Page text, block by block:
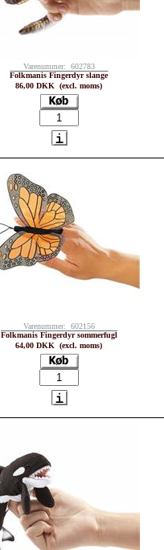
Varenummer: 602783
Folkmanis Fingerdyr slange
86,00 DKK (excl. moms)
Varenummer: 602156
Folkmanis Fingerdyr sommerfugl
64,00 DKK (excl. moms)